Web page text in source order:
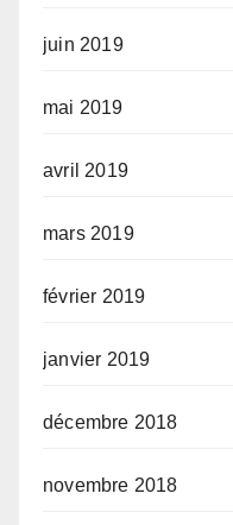
juin 2019
mai 2019
avril 2019
mars 2019
février 2019
janvier 2019
décembre 2018
novembre 2018